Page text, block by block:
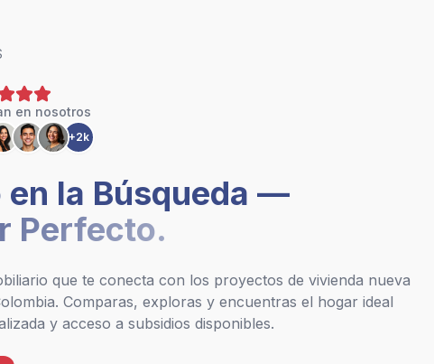
en nosotros
+2k
en la Búsqueda —
Perfecto.
que te conecta con los proyectos de vivienda nueva
Comparas, exploras y encuentras el hogar ideal
y acceso a subsidios disponibles.